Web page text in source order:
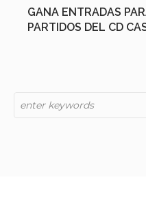
GANA ENTRADAS
PARTIDOS DEL CD